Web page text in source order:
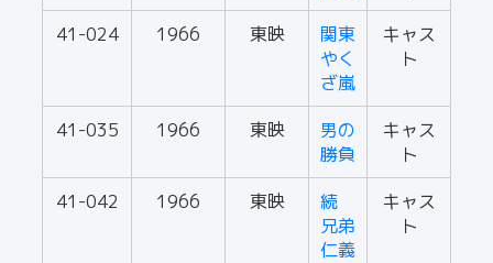
41-024
1966 東映
関東
やく
ざ嵐
キャス
ト
41-035 1966 東映
男の
勝負
キャス
ト
41-042
1966 東映
続
兄弟
仁義
キャス
ト